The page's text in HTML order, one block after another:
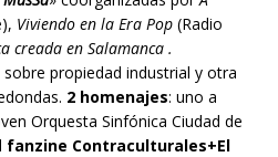
Viviendo en la Era Pop (Radio
creada en Salamanca .
sobre propiedad industrial y otra
2 homenajes: uno a
Orquesta Sinfónica Ciudad de
fanzine Contraculturales+El